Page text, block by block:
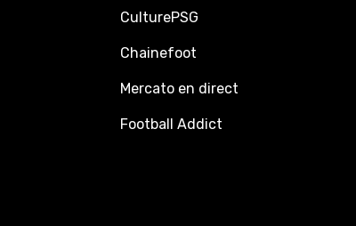
CulturePSG
Chainefoot
Mercato en direct
Football Addict